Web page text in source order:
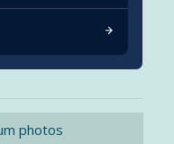
photos